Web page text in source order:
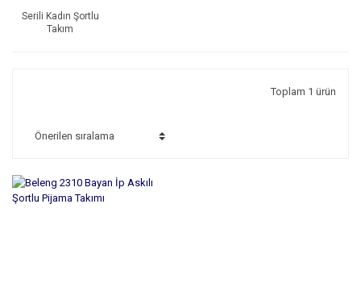
Serili Kadın Şortlu
Takım
Toplam 1 ürün